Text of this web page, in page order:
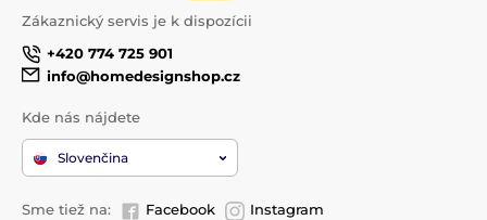
Zákaznický servis je k dispozícii
+420 774 725 901
info@homedesignshop.cz
Kde nás nájdete
Slovenčina
Sme tiež na: Facebook Instagram